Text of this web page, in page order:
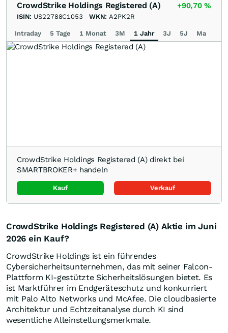
CrowdStrike Holdings Registered (A) +90,70%
ISIN: US22788C1053 WKN: A2PK2R
Intraday 5 Tage 1 Monat 3M 1 Jahr 3J 5J Max
CrowdStrike Holdings Registered (A) direkt bei
SMARTBROKER+ handeln
Kauf Verkauf
CrowdStrike Holdings Registered (A) Aktie im Juni
2026 ein Kauf?
CrowdStrike Holdings ist ein führendes
Cybersicherheitsunternehmen, das mit seiner Falcon-
Plattform KI-gestützte Sicherheitslösungen bietet. Es
ist Marktführer im Endgeräteschutz und konkurriert
mit Palo Alto Networks und McAfee. Die cloudbasierte
Architektur und Echtzeitanalyse durch KI sind
wesentliche Alleinstellungsmerkmale.